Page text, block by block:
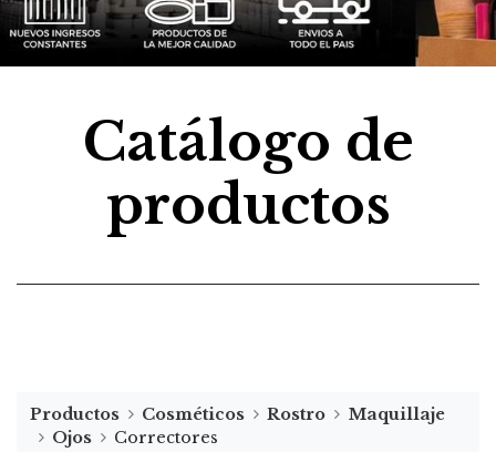
Catálogo de
productos
Productos Cosméticos Rostro
Maquillaje
Ojos
Correctores